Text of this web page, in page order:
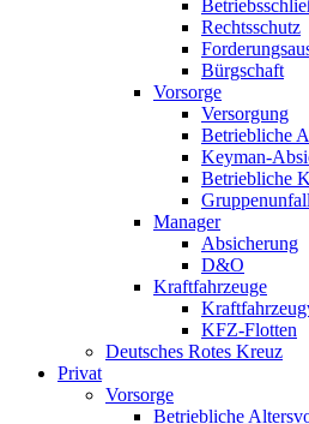
Rechtsschutz
Bürgschaft
Vorsorge
Versorgung
Betriebliche
Keyman-
Betriebliche
Manager
Absicherung
D&O
Kraftfahrzeuge
KFZ-Flotten
Deutsches Rotes Kreuz
Privat
Vorsorge
Betriebliche